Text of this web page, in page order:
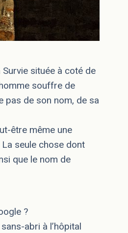
située à coté de
souffre de
pas de son nom, de sa
être même une
seule chose dont
que le nom de
?
abri à l’hôpital